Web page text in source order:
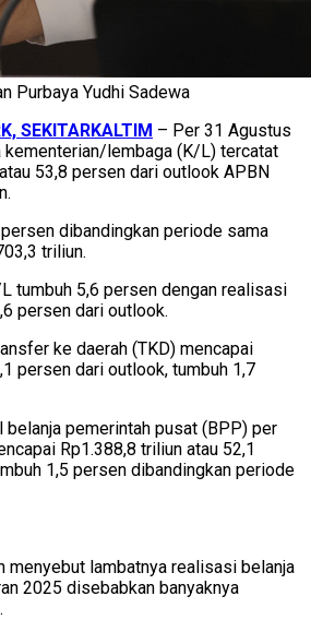
Purbaya Yudhi Sadewa
SEKITARKALTIM – Per 31 Agustus
kementerian/lembaga (K/L) tercatat
53,8 persen dari outlook APBN
dibandingkan periode sama
triliun.
tumbuh 5,6 persen dengan realisasi
persen dari outlook.
ke daerah (TKD) mencapai
persen dari outlook, tumbuh 1,7
belanja pemerintah pusat (BPP) per
Rp1.388,8 triliun atau 52,1
1,5 persen dibandingkan periode
menyebut lambatnya realisasi belanja
2025 disebabkan banyaknya